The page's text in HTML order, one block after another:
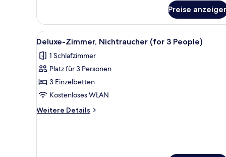
Zimmer,
Nichtraucher,
Eckzimmer
2
People)
Preise
Alle
Fotos
für
Deluxe-
Zimmer,
Nichtraucher
(for
3
Ein Hotelzimmer mit zwei
1
Deluxe-Zimmer, Nichtraucher (for 3 People)
1 Schlafzimmer
Platz für 3 Personen
3 Einzelbetten
Kostenloses WLAN
Weitere Details
Weitere